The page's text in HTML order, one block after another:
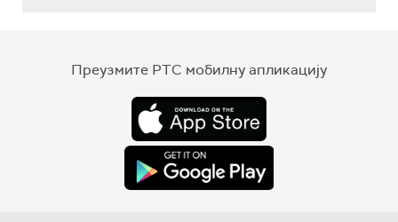
Преузмите РТС мобилну апликацију